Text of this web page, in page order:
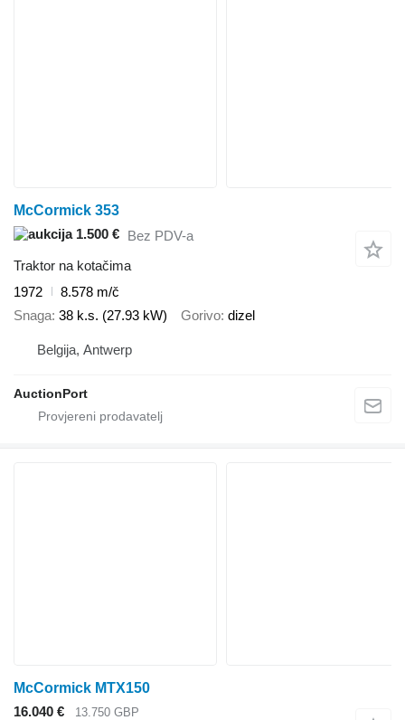
McCormick 353
1.500 € Bez PDV-a
Traktor na kotačima
1972
8.578 m/č
Snaga 38 k.s. (27.93 kW) Gorivo dizel
Belgija, Antwerp
AuctionPort
McCormick MTX150
16.040 €
13.750 GBP